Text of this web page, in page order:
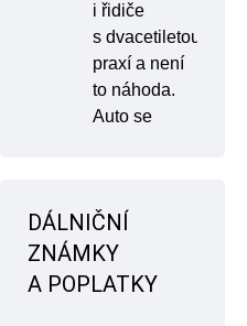
i řidiče
s dvacetiletou
praxí a není
to náhoda.
Auto se
DÁLNIČNÍ
ZNÁMKY
A POPLATKY